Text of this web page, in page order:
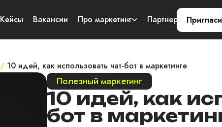
Кейсы Вакансии Про маркетинг Партнерам
/ 10 идей, как использовать чат-бот в маркетинге
Полезный маркетинг
10 идей, как
бот в